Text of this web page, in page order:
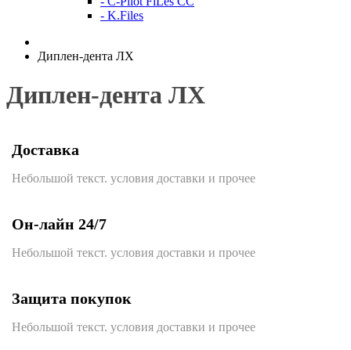
- K.Files
Диплен-дента ЛХ
Диплен-дента ЛХ
Доставка
Небольшой текст. условия доставки и прочее
Он-лайн 24/7
Небольшой текст. условия доставки и прочее
Защита покупок
Небольшой текст. условия доставки и прочее